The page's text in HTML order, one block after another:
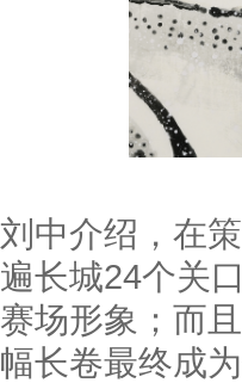
刘中介绍，在
遍长城24个关
赛场形象；而
幅长卷最终成